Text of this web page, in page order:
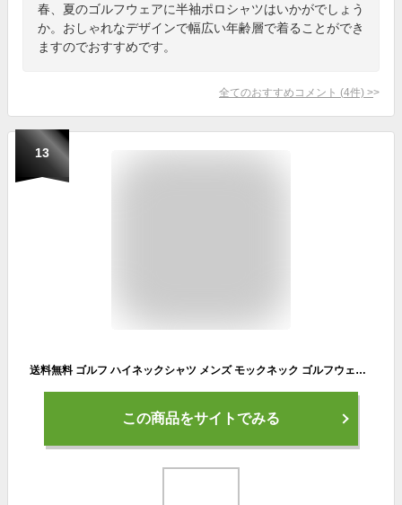
春、夏のゴルフウェアに半袖ポロシャツはいかがでしょう
か。おしゃれなデザインで幅広い年齢層で着ることができ
ますのでおすすめです。
全てのおすすめコメント (4件) >
13
送料無料 ゴルフ ハイネックシャツ メンズ モックネック ゴルフウェア GIORNO SEVEN ジョルノセブン ポロシャツ 接触冷感 ストレッチ 半袖 無地 ロゴ 切替 トップス カットソー Tシャツ スポーツウェア 新作 春夏 おしゃれ ブランド MC ゆうパケ
この商品をサイトでみる